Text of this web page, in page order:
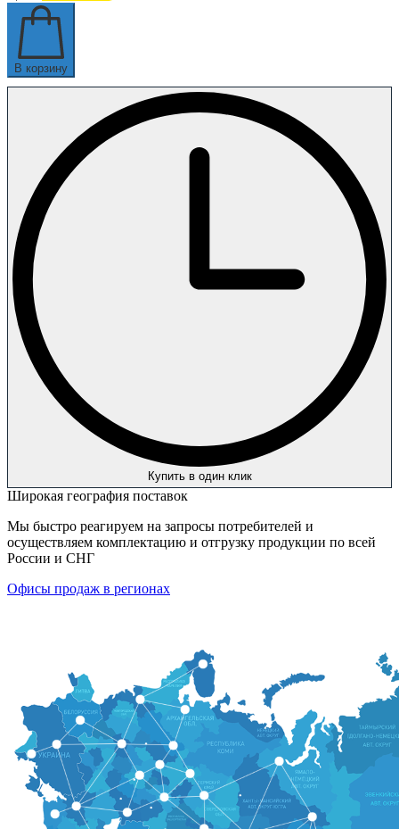
В корзину
Купить в один клик
Широкая география поставок
Мы быстро реагируем на запросы потребителей и
осуществляем комплектацию и отгрузку продукции по всей
России и СНГ
Офисы продаж в регионах